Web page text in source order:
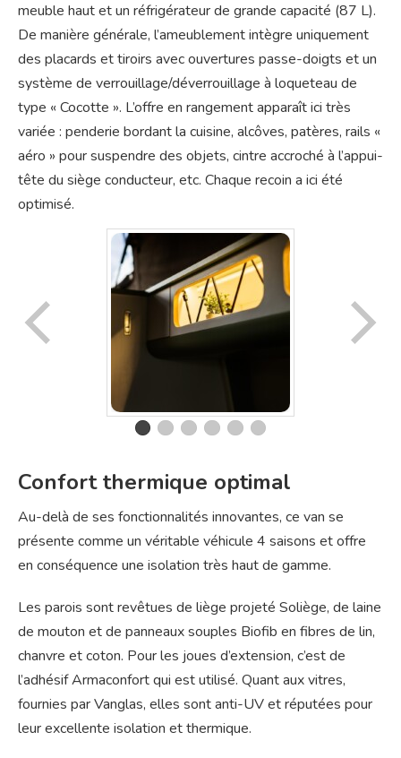
meuble haut et un réfrigérateur de grande capacité (87 L).
De manière générale, l’ameublement intègre uniquement
des placards et tiroirs avec ouvertures passe-doigts et un
système de verrouillage/déverrouillage à loqueteau de
type « Cocotte ». L’offre en rangement apparaît ici très
variée : penderie bordant la cuisine, alcôves, patères, rails «
aéro » pour suspendre des objets, cintre accroché à l’appui-
tête du siège conducteur, etc. Chaque recoin a ici été
optimisé.
Confort thermique optimal
Au-delà de ses fonctionnalités innovantes, ce van se
présente comme un véritable véhicule 4 saisons et offre
en conséquence une isolation très haut de gamme.
Les parois sont revêtues de liège projeté Soliège, de laine
de mouton et de panneaux souples Biofib en fibres de lin,
chanvre et coton. Pour les joues d’extension, c’est de
l’adhésif Armaconfort qui est utilisé. Quant aux vitres,
fournies par Vanglas, elles sont anti-UV et réputées pour
leur excellente isolation et thermique.